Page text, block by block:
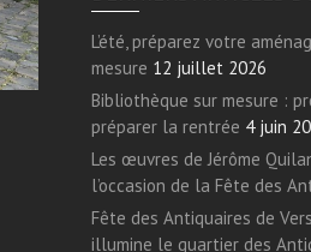
L’été, préparez votre
mesure 12 juillet 2026
Bibliothèque sur mesure :
préparer la rentrée 4 juin
Les œuvres de Jérôme
l’occasion de la Fête des
Fête des Antiquaires de
illumine le quartier des